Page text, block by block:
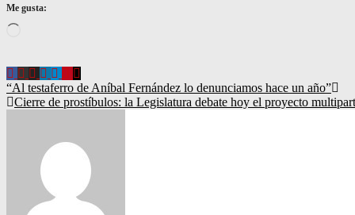
Me gusta:
Navegación
de
“Al testaferro de Aníbal Fernández lo denunciamos hace un año”
Cierre de prostíbulos: la Legislatura debate hoy el proyecto